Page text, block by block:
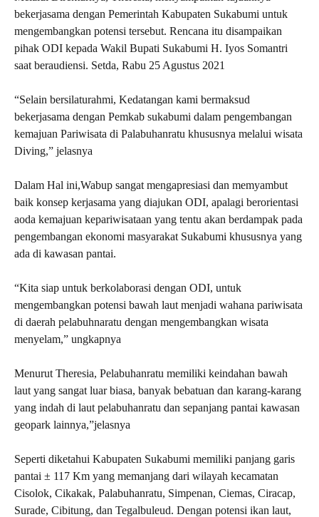
bekerjasama dengan Pemerintah Kabupaten Sukabumi untuk
mengembangkan potensi tersebut. Rencana itu disampaikan
pihak ODI kepada Wakil Bupati Sukabumi H. Iyos Somantri
saat beraudiensi. Setda, Rabu 25 Agustus 2021
“Selain bersilaturahmi, Kedatangan kami bermaksud
bekerjasama dengan Pemkab sukabumi dalam pengembangan
kemajuan Pariwisata di Palabuhanratu khususnya melalui wisata
Diving,” jelasnya
Dalam Hal ini,Wabup sangat mengapresiasi dan memyambut
baik konsep kerjasama yang diajukan ODI, apalagi berorientasi
aoda kemajuan kepariwisataan yang tentu akan berdampak pada
pengembangan ekonomi masyarakat Sukabumi khususnya yang
ada di kawasan pantai.
“Kita siap untuk berkolaborasi dengan ODI, untuk
mengembangkan potensi bawah laut menjadi wahana pariwisata
di daerah pelabuhnaratu dengan mengembangkan wisata
menyelam,” ungkapnya
Menurut Theresia, Pelabuhanratu memiliki keindahan bawah
laut yang sangat luar biasa, banyak bebatuan dan karang-karang
yang indah di laut pelabuhanratu dan sepanjang pantai kawasan
geopark lainnya,”jelasnya
Seperti diketahui Kabupaten Sukabumi memiliki panjang garis
pantai ± 117 Km yang memanjang dari wilayah kecamatan
Cisolok, Cikakak, Palabuhanratu, Simpenan, Ciemas, Ciracap,
Surade, Cibitung, dan Tegalbuleud. Dengan potensi ikan laut,